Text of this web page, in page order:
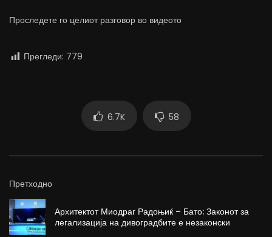
Проследете го целиот разговор во видеото
Прегледи: 779
6.7K 58
Претходно
Архитектот Миодраг Радоњиќ – Бато: Законот за
легализација на дивоградбите е незаконски